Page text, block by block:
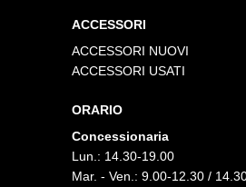
ACCESSORI
ACCESSORI NUOVI
ACCESSORI USATI
ORARIO
Concessionaria
Lun.: 14.30-19.00
Mar. - Ven.: 9.00-12.30 /